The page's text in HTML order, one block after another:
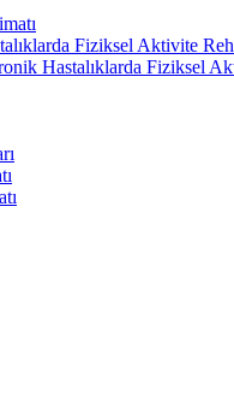
Fiziksel Aktivite
Hastalıklarda Fiziksel